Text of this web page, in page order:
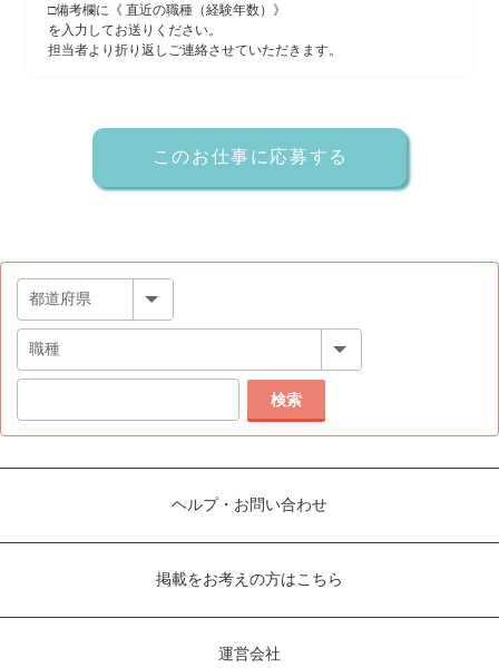
□備考欄に《 直近の職種（経験年数）》
を入力してお送りください。
担当者より折り返しご連絡させていただきます。
検索
ヘルプ・お問い合わせ
掲載をお考えの方はこちら
運営会社